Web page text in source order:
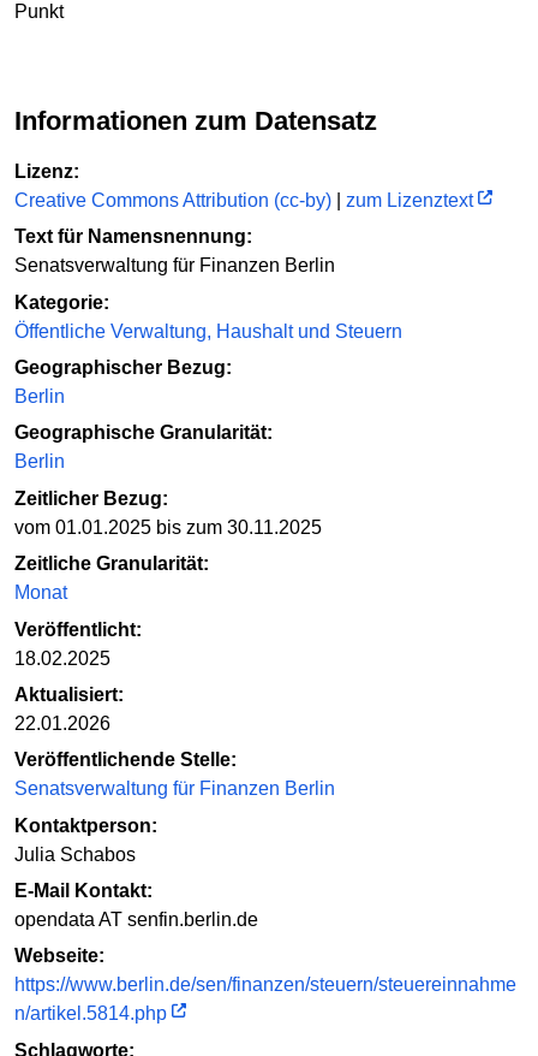
Punkt
Informationen zum Datensatz
Lizenz:
Creative Commons Attribution (cc-by)
zum Lizenztext
Text für Namensnennung:
Senatsverwaltung für Finanzen Berlin
Kategorie:
Öffentliche Verwaltung, Haushalt und Steuern
Geographischer Bezug:
Berlin
Geographische Granularität:
Berlin
Zeitlicher Bezug:
vom 01.01.2025 bis zum 30.11.2025
Zeitliche Granularität:
Monat
Veröffentlicht:
18.02.2025
Aktualisiert:
22.01.2026
Veröffentlichende Stelle:
Senatsverwaltung für Finanzen Berlin
Kontaktperson:
Julia Schabos
E-Mail Kontakt:
opendata AT senfin.berlin.de
Webseite:
https://www.berlin.de/sen/finanzen/steuern/steuereinnahme
n/artikel.5814.php
Schlagworte: